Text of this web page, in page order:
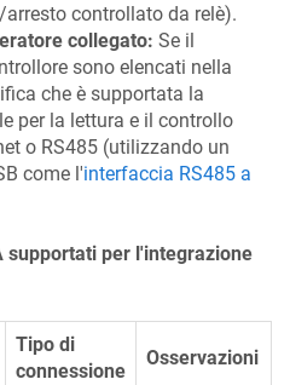
controllato da relè).
collegato: Se il
sono elencati nella
che è supportata la
per la lettura e il controllo
o RS485 (utilizzando un
come l'interfaccia RS485 a
supportati per l'integrazione
Tipo di
connessione
Osservazioni